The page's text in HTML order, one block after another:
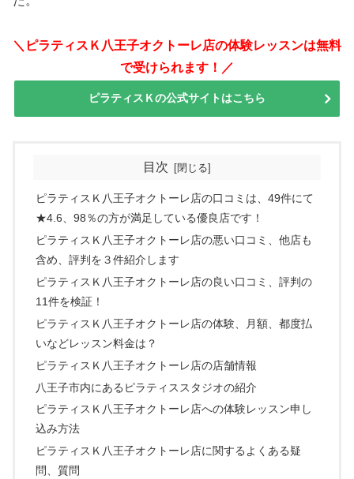
＼ピラティスＫ八王子オクトーレ店の体験レッスンは無料
で受けられます！／
ピラティスＫの公式サイトはこちら
目次
ピラティスＫ八王子オクトーレ店の口コミは、49件にて
★4.6、98％の方が満足している優良店です！
ピラティスＫ八王子オクトーレ店の悪い口コミ、他店も
含め、評判を３件紹介します
ピラティスＫ八王子オクトーレ店の良い口コミ、評判の
11件を検証！
ピラティスＫ八王子オクトーレ店の体験、月額、都度払
いなどレッスン料金は？
ピラティスＫ八王子オクトーレ店の店舗情報
八王子市内にあるピラティススタジオの紹介
ピラティスＫ八王子オクトーレ店への体験レッスン申し
込み方法
ピラティスＫ八王子オクトーレ店に関するよくある疑
問、質問